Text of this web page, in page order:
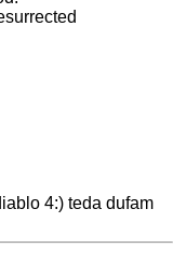
4:) teda dufam